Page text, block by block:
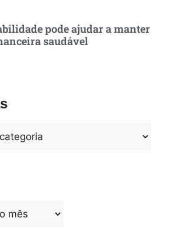
pode ajudar a manter
saudável